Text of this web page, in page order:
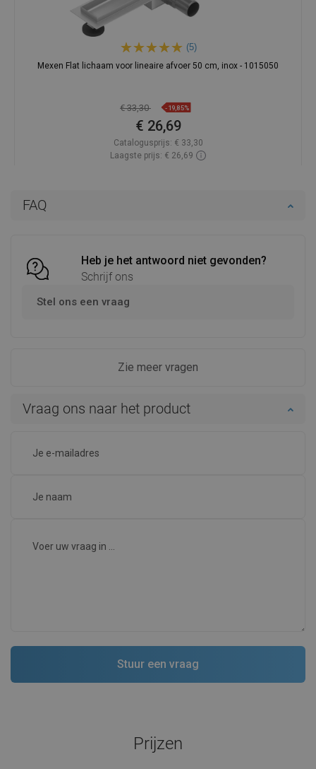
FAQ
Heb je het antwoord niet gevonden?
Schrijf ons
Stel ons een vraag
Zie meer vragen
Vraag ons naar het product
(5)
Mexen Flat lichaam voor lineaire afvoer 50 cm, inox - 1015050
€ 33,30 -19,85%
€ 26,69
Catalogusprijs: € 33,30
Laagste prijs: € 26,69
Prijzen